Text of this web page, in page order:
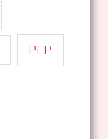
PLP